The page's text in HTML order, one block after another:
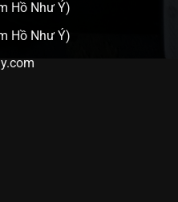
Hồ Như Ý)
Hồ Như Ý)